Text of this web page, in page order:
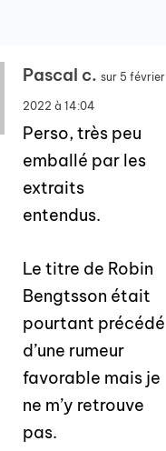
Pascal c. sur 5 février
2022 à 14:04
Perso, très peu
emballé par les
extraits
entendus.
Le titre de Robin
Bengtsson était
pourtant précédé
d’une rumeur
favorable mais je
ne m’y retrouve
pas.